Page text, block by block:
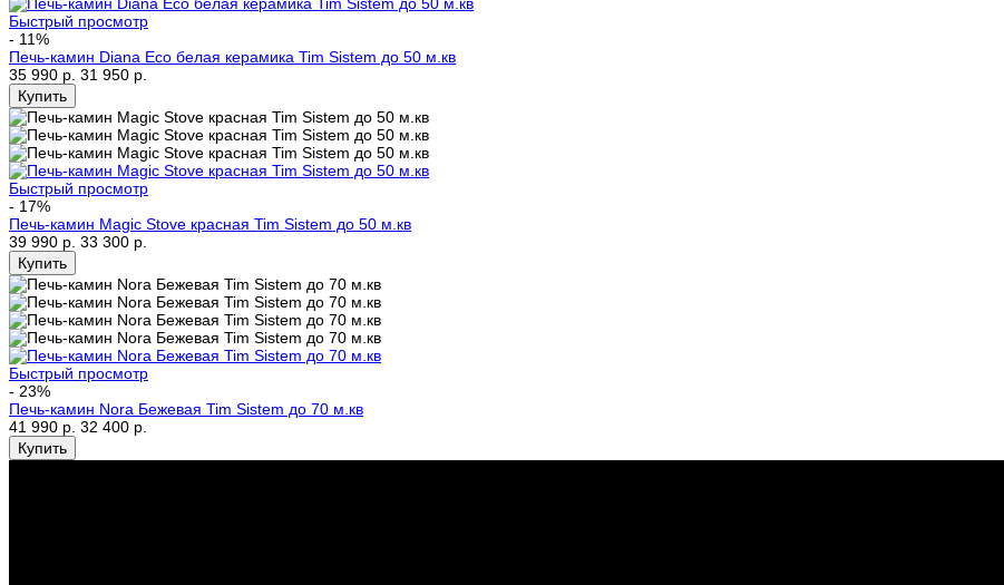
Быстрый просмотр
- 11%
Печь-камин Diana Eco белая керамика Tim Sistem до 50 м.кв
35 990 р. 31 950 р.
Быстрый просмотр
- 17%
Печь-камин Magic Stove красная Tim Sistem до 50 м.кв
39 990 р. 33 300 р.
Быстрый просмотр
- 23%
Печь-камин Nora Бежевая Tim Sistem до 70 м.кв
41 990 р. 32 400 р.